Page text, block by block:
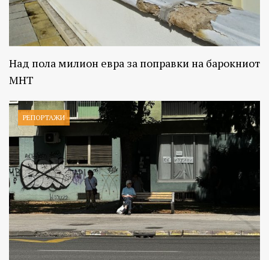
Над пола милион евра за поправки на барокниот
МНТ
РЕПОРТАЖИ